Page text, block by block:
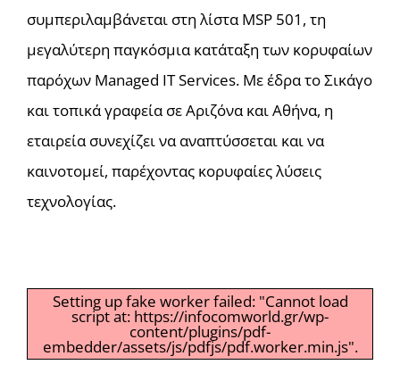
συμπεριλαμβάνεται στη λίστα MSP 501, τη
μεγαλύτερη παγκόσμια κατάταξη των κορυφαίων
παρόχων Managed IT Services. Με έδρα το Σικάγο
και τοπικά γραφεία σε Αριζόνα και Αθήνα, η
εταιρεία συνεχίζει να αναπτύσσεται και να
καινοτομεί, παρέχοντας κορυφαίες λύσεις
τεχνολογίας.
Setting up fake worker failed: "Cannot load
script at: https://infocomworld.gr/wp-
content/plugins/pdf-
embedder/assets/js/pdfjs/pdf.worker.min.js".